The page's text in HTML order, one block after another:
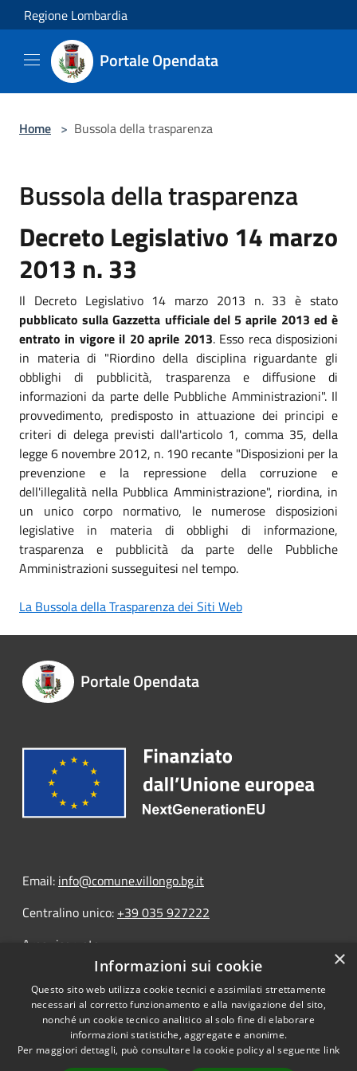
Salta al contenuto principale
Regione Lombardia
Portale Opendata
Home > Bussola della trasparenza
Bussola della trasparenza
Decreto Legislativo 14 marzo
2013 n. 33
Il Decreto Legislativo 14 marzo 2013 n. 33 è stato
pubblicato sulla Gazzetta ufficiale del 5 aprile 2013 ed è
entrato in vigore il 20 aprile 2013. Esso reca disposizioni
in materia di "Riordino della disciplina riguardante gli
obblighi di pubblicità, trasparenza e diffusione di
informazioni da parte delle Pubbliche Amministrazioni". Il
provvedimento, predisposto in attuazione dei principi e
criteri di delega previsti dall'articolo 1, comma 35, della
legge 6 novembre 2012, n. 190 recante "Disposizioni per la
prevenzione e la repressione della corruzione e
dell'illegalità nella Pubblica Amministrazione", riordina, in
un unico corpo normativo, le numerose disposizioni
legislative in materia di obblighi di informazione,
trasparenza e pubblicità da parte delle Pubbliche
Amministrazioni susseguitesi nel tempo.
La Bussola della Trasparenza dei Siti Web
Portale Opendata
Email: info@comune.villongo.bg.it
Centralino unico: +39 035 927222
Area riservata
Accessibilità
Copyright © 2026 • Portale
Opendata • Powered by
×
Informazioni sui cookie
Questo sito web utilizza cookie tecnici e assimilati strettamente
necessari al corretto funzionamento e alla navigazione del sito,
nonché un cookie tecnico analitico al solo fine di elaborare
informazioni statistiche, aggregate e anonime.
Per maggiori dettagli, può consultare la cookie policy al seguente link